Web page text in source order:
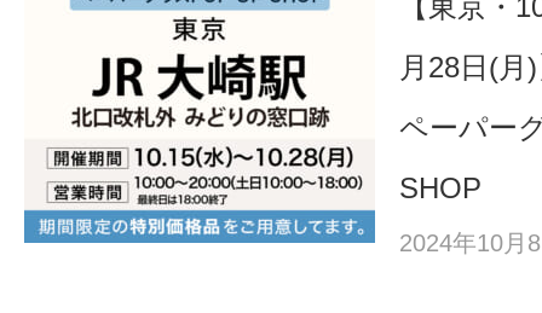
月28日(月
ペーパー
SHOP
2024年10月